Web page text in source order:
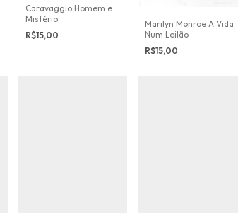
Caravaggio Homem e
Mistério
R$15,00
Marilyn Monroe A Vida
Num Leilão
R$15,00